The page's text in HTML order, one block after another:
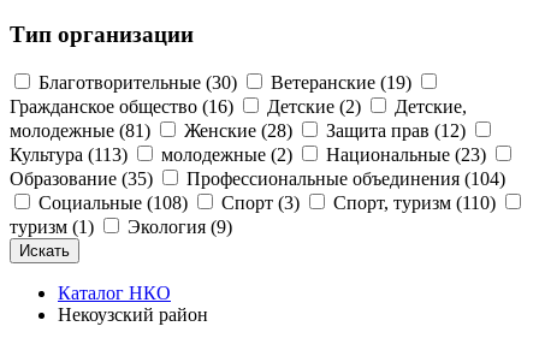
Тип организации
Благотворительные (30)
Ветеранские (19)
Гражданское общество (16)
Детские (2)
Детские,
молодежные (81)
Женские (28)
Защита прав (12)
Культура (113)
молодежные (2)
Национальные (23)
Образование (35)
Профессиональные объединения (104)
Социальные (108)
Спорт (3)
Спорт, туризм (110)
туризм (1)
Экология (9)
Каталог НКО
Некоузский район